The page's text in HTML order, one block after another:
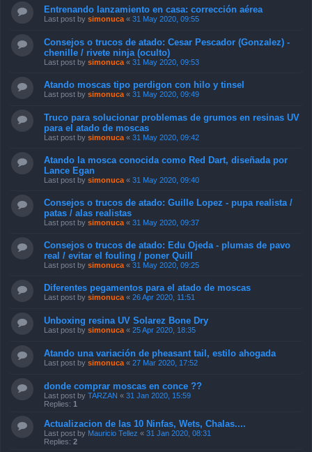
Entrenando lanzamiento en casa: corrección aérea
Last post by simonuca « 31 May 2020, 09:55
Consejos o trucos de atado: Cesar Pescador (Gonzalez) -
chenille / rivete ninja (oculto)
Last post by simonuca « 31 May 2020, 09:53
Atando moscas tipo perdigon con hilo y tinsel
Last post by simonuca « 31 May 2020, 09:49
Truco para solucionar problemas de grumos en resinas UV
para el atado de moscas
Last post by simonuca « 31 May 2020, 09:42
Atando la mosca conocida como Red Dart, diseñada por
Lance Egan
Last post by simonuca « 31 May 2020, 09:40
Consejos o trucos de atado: Guille Lopez - pupa realista /
patas / alas realistas
Last post by simonuca « 31 May 2020, 09:37
Consejos o trucos de atado: Edu Ojeda - plumas de pavo
real / evitar el fouling / poner Quill
Last post by simonuca « 31 May 2020, 09:25
Diferentes pegamentos para el atado de moscas
Last post by simonuca « 26 Apr 2020, 11:51
Unboxing resina UV Solarez Bone Dry
Last post by simonuca « 25 Apr 2020, 18:35
Atando una variación de pheasant tail, estilo ahogada
Last post by simonuca « 27 Mar 2020, 17:52
donde comprar moscas en conce ??
Last post by TARZAN « 31 Jan 2020, 15:59
Replies: 1
Actualizacion de las 10 Ninfas, Wets, Chalas....
Last post by Mauricio Tellez « 31 Jan 2020, 08:31
Replies: 2